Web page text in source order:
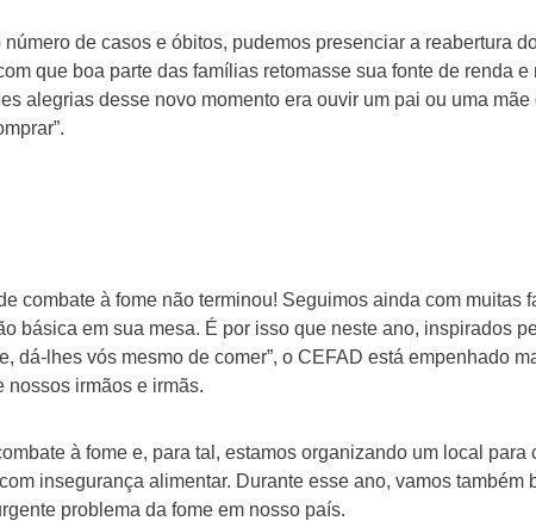
de casos e óbitos, pudemos presenciar a reabertura
que boa parte das famílias retomasse sua fonte de renda e
alegrias desse novo momento era ouvir um pai ou uma mãe
combate à fome não terminou! Seguimos ainda com muitas
básica em sua mesa. É por isso que neste ano, inspirados
dá-lhes vós mesmo de comer”, o CEFAD está empenhado
nossos irmãos e irmãs.
à fome e, para tal, estamos organizando um local para
insegurança alimentar. Durante esse ano, vamos também
problema da fome em nosso país.